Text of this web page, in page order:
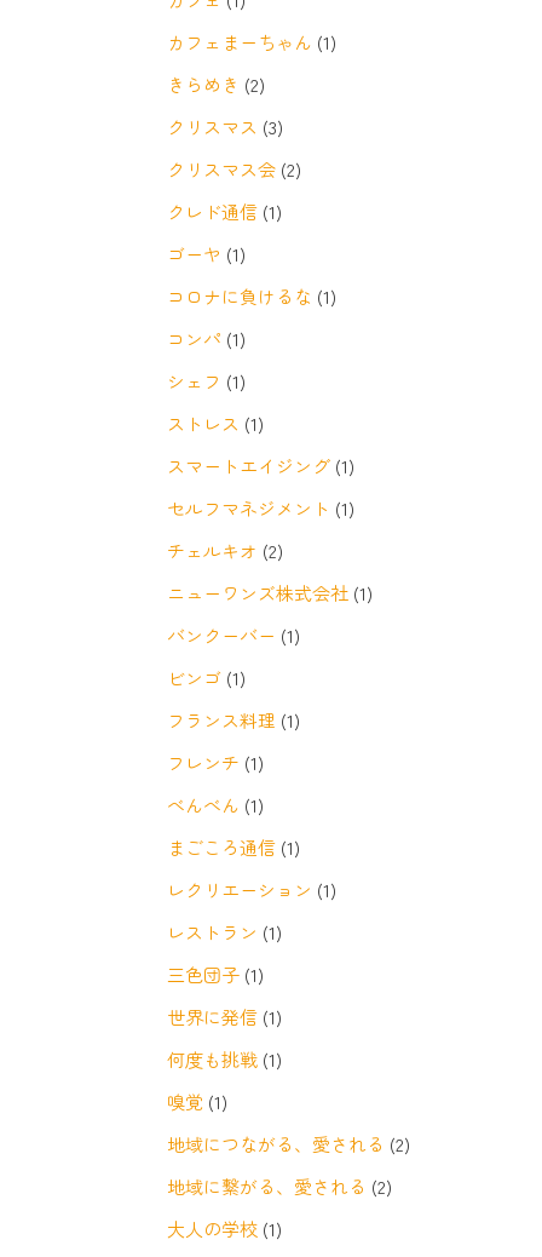
カフェまーちゃん (1)
きらめき (2)
クリスマス (3)
クリスマス会 (2)
クレド通信 (1)
ゴーヤ (1)
コロナに負けるな (1)
コンパ (1)
シェフ (1)
ストレス (1)
スマートエイジング (1)
セルフマネジメント (1)
チェルキオ (2)
ニューワンズ株式会社 (1)
バンクーバー (1)
ビンゴ (1)
フランス料理 (1)
フレンチ (1)
べんべん (1)
まごころ通信 (1)
レクリエーション (1)
レストラン (1)
三色団子 (1)
世界に発信 (1)
何度も挑戦 (1)
嗅覚 (1)
地域につながる、愛される (2)
地域に繋がる、愛される (2)
大人の学校 (1)